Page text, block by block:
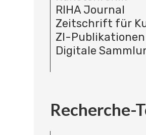
RIHA Journal
Zeitschrift für
ZI-Publikationen
Digitale
Recherche-